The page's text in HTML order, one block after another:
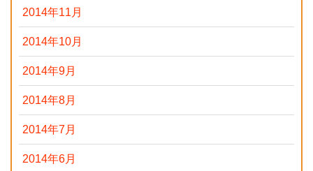
2014年11月
2014年10月
2014年9月
2014年8月
2014年7月
2014年6月